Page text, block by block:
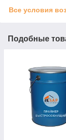
Все условия
Подобные